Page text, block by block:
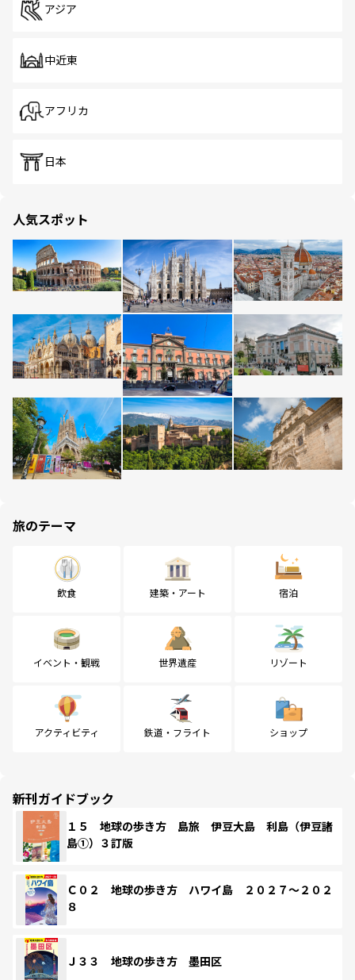
アジア
中近東
アフリカ
日本
人気スポット
旅のテーマ
飲食 建築・アート 宿泊
イベント・観戦 世界遺産 リゾート
アクティビティ 鉄道・フライト ショップ
新刊ガイドブック
１５ 地球の歩き方 島旅 伊豆大島 利島（伊豆諸
島①）３訂版
Ｃ０２ 地球の歩き方 ハワイ島 ２０２７～２０２
８
Ｊ３３ 地球の歩き方 墨田区